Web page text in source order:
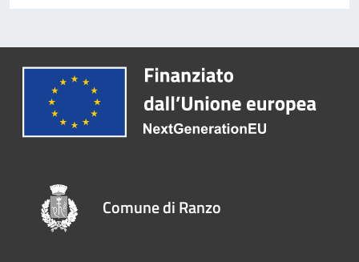
Comune di Ranzo